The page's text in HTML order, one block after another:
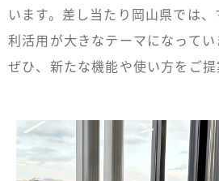
います。差し当たり岡山県では
利活用が大きなテーマになってい
ぜひ、新たな機能や使い方をご提